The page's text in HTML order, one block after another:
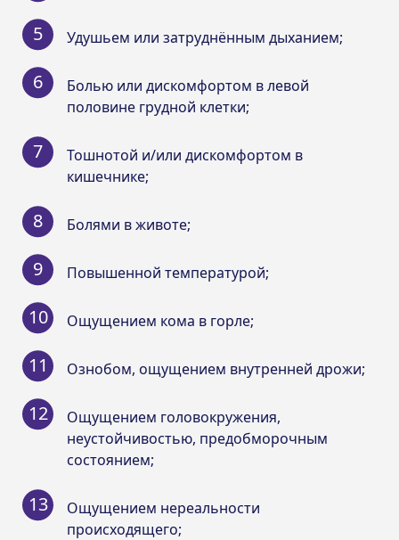
Удушьем или затруднённым дыханием;
Болью или дискомфортом в левой
половине грудной клетки;
Тошнотой и/или дискомфортом в
кишечнике;
Болями в животе;
Повышенной температурой;
Ощущением кома в горле;
Ознобом, ощущением внутренней дрожи;
Ощущением головокружения,
неустойчивостью, предобморочным
состоянием;
Ощущением нереальности
происходящего;